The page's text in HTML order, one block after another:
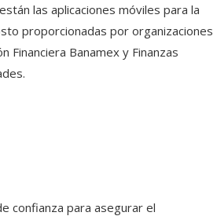
las aplicaciones móviles para la
proporcionadas por organizaciones
Financiera Banamex y Finanzas
confianza para asegurar el